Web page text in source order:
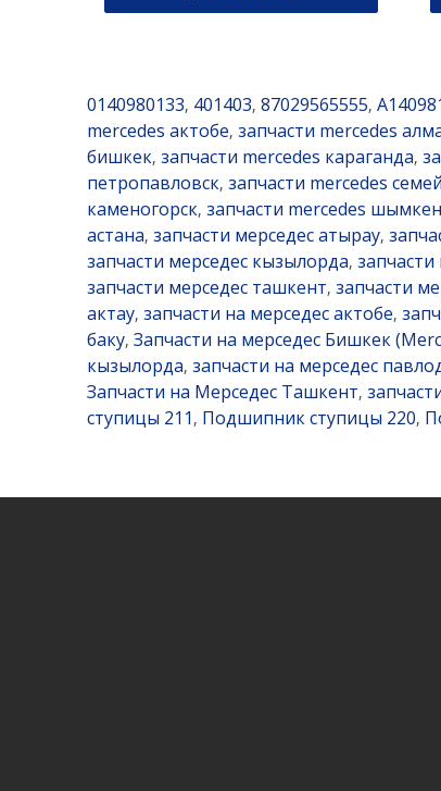
0140980133, 401403, 87029565555,
mercedes актобе, запчасти mercedes
бишкек, запчасти mercedes караганда,
петропавловск, запчасти mercedes семей
каменогорск, запчасти mercedes
астана, запчасти мерседес атырау,
запчасти мерседес кызылорда,
запчасти мерседес ташкент, запчасти
актау, запчасти на мерседес актобе,
баку, Запчасти на мерседес Бишкек
кызылорда, запчасти на мерседес
Запчасти на Мерседес Ташкент,
ступицы 211 , Подшипник ступицы 220,